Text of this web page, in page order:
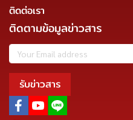
ติดต่อเรา
ติดตามข้อมูลข่าวสาร
รับข่าวสาร